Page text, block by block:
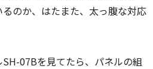
のか、はたまた、太っ腹な対応
07Bを見てたら、パネルの組